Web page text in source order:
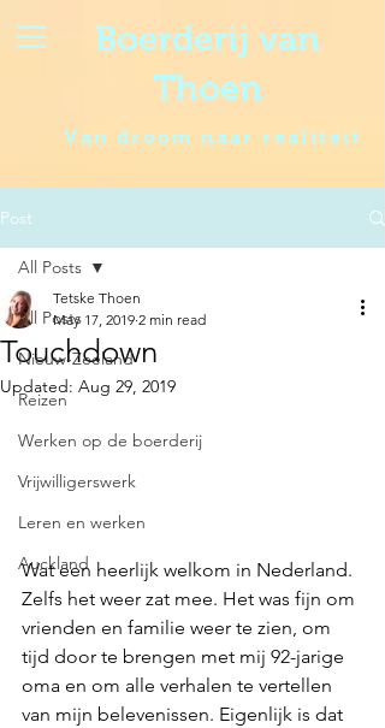
Boerderij van
Thoen
Van droom naar realiteit
Post
All Posts
Nieuw-Zeeland
Reizen
Werken op de boerderij
Vrijwilligerswerk
Leren en werken
Auckland
All Posts
Touchdown
Tetske Thoen
May 17, 2019 2 min read
Updated: Aug 29, 2019
Wat een heerlijk welkom in Nederland.
Zelfs het weer zat mee. Het was fijn om
vrienden en familie weer te zien, om
tijd door te brengen met mij 92-jarige
oma en om alle verhalen te vertellen
van mijn belevenissen. Eigenlijk is dat